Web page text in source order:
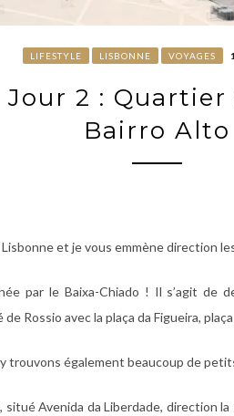
LIFESTYLE LISBONNE VOYAGES
2 : Quartier
Bairro Alto
et je vous emmène direction
par le Baixa-Chiado ! Il s’agit de
Rossio avec la plaça da Figueira,
trouvons également beaucoup de
Avenida da Liberdade, direction